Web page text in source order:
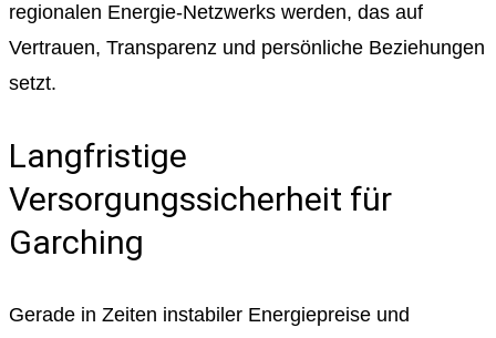
regionalen Energie-Netzwerks werden, das auf
Vertrauen, Transparenz und persönliche Beziehungen
setzt.
Langfristige
Versorgungssicherheit für
Garching
Gerade in Zeiten instabiler Energiepreise und